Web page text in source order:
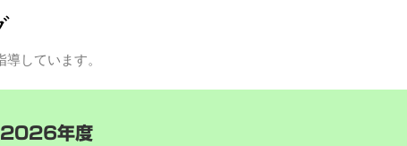
しています。
2026年度